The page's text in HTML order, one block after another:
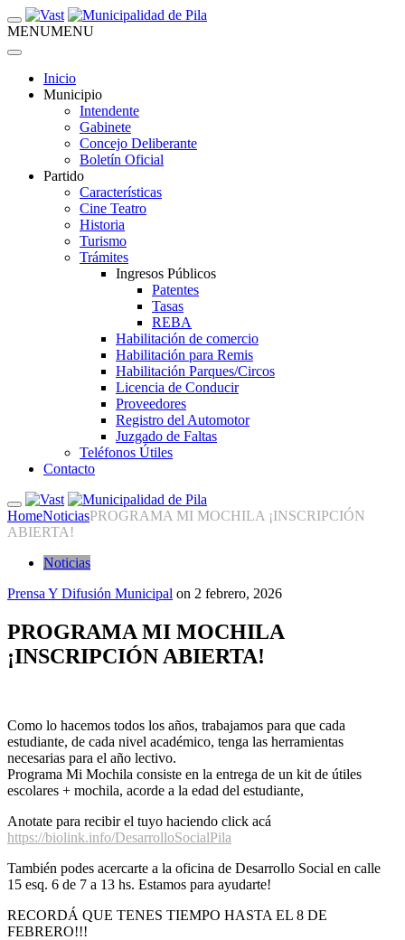
MENUMENU
Inicio
Municipio
Intendente
Gabinete
Concejo Deliberante
Boletín Oficial
Partido
Características
Cine Teatro
Historia
Turismo
Trámites
Ingresos Públicos
Patentes
Tasas
REBA
Habilitación de comercio
Habilitación para Remis
Habilitación Parques/Circos
Licencia de Conducir
Proveedores
Registro del Automotor
Juzgado de Faltas
Teléfonos Útiles
Contacto
HomeNoticiasPROGRAMA MI MOCHILA ¡INSCRIPCIÓN
ABIERTA!
Noticias
Prensa Y Difusión Municipal on 2 febrero, 2026
PROGRAMA MI MOCHILA
¡INSCRIPCIÓN ABIERTA!
Como lo hacemos todos los años, trabajamos para que cada
estudiante, de cada nivel académico, tenga las herramientas
necesarias para el año lectivo.
Programa Mi Mochila consiste en la entrega de un kit de útiles
escolares + mochila, acorde a la edad del estudiante,
Anotate para recibir el tuyo haciendo click acá
https://biolink.info/DesarrolloSocialPila
También podes acercarte a la oficina de Desarrollo Social en calle
15 esq. 6 de 7 a 13 hs. Estamos para ayudarte!
RECORDÁ QUE TENES TIEMPO HASTA EL 8 DE
FEBRERO!!!